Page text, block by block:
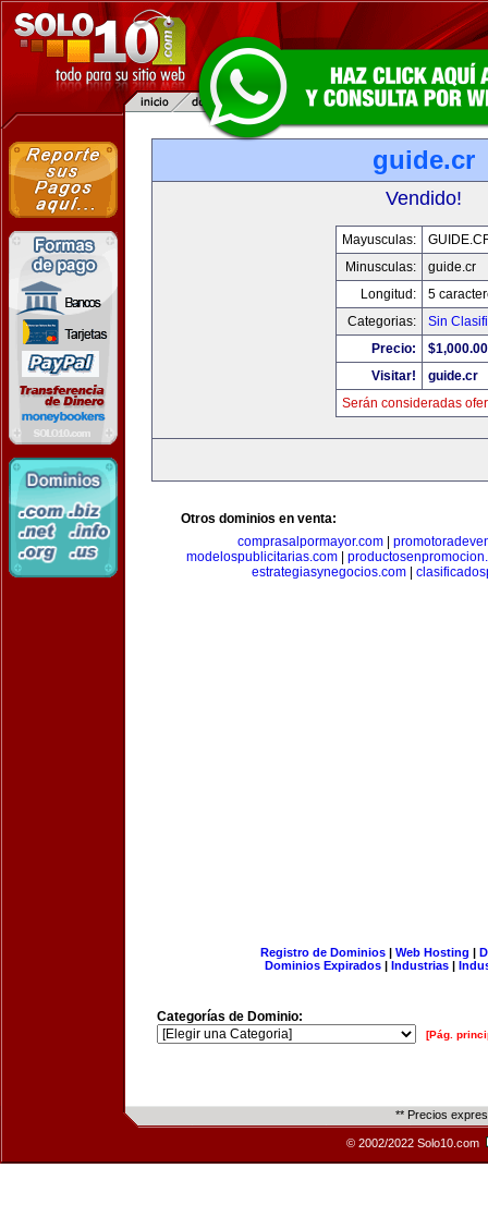
guide.cr
Vendido!
Mayusculas:
Minusculas:
guide.cr
Longitud:
5
Categorias:
Sin
Precio:
$1,000.00
Visitar!
guide.cr
Serán consideradas
Otros dominios en venta:
comprasalpormayor.com|
modelospublicitarias.com
estrategiasynegocios.com
Registro de Dominios| Web Hosting |
Dominios Expirados | Industrias |
Categorías de Dominio:
[Pág.
** Precios
© 2002/2022 Solo10.com